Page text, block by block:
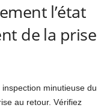
l’état
de la prise
minutieuse du
au retour. Vérifiez